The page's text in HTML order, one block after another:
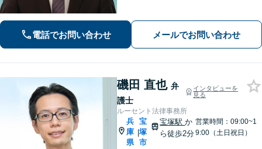
題】経済面やお子さまの将来を見据
え、納得できる解決策を提案【元町駅4
電話でお問い合わせ メールでお問い合わせ
磯田 直也 弁
護士
インタビューを
見る
ルーセント法律事務所
兵
庫
県
|
宝
塚
市
宝塚駅か
ら徒歩2分
営業時間：09:00~1
9:00（土日祝日）